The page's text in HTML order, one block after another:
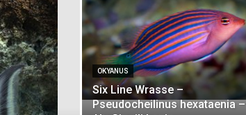
OKYANUS
Six Line Wrasse –
Pseudocheilinus hexataenia –